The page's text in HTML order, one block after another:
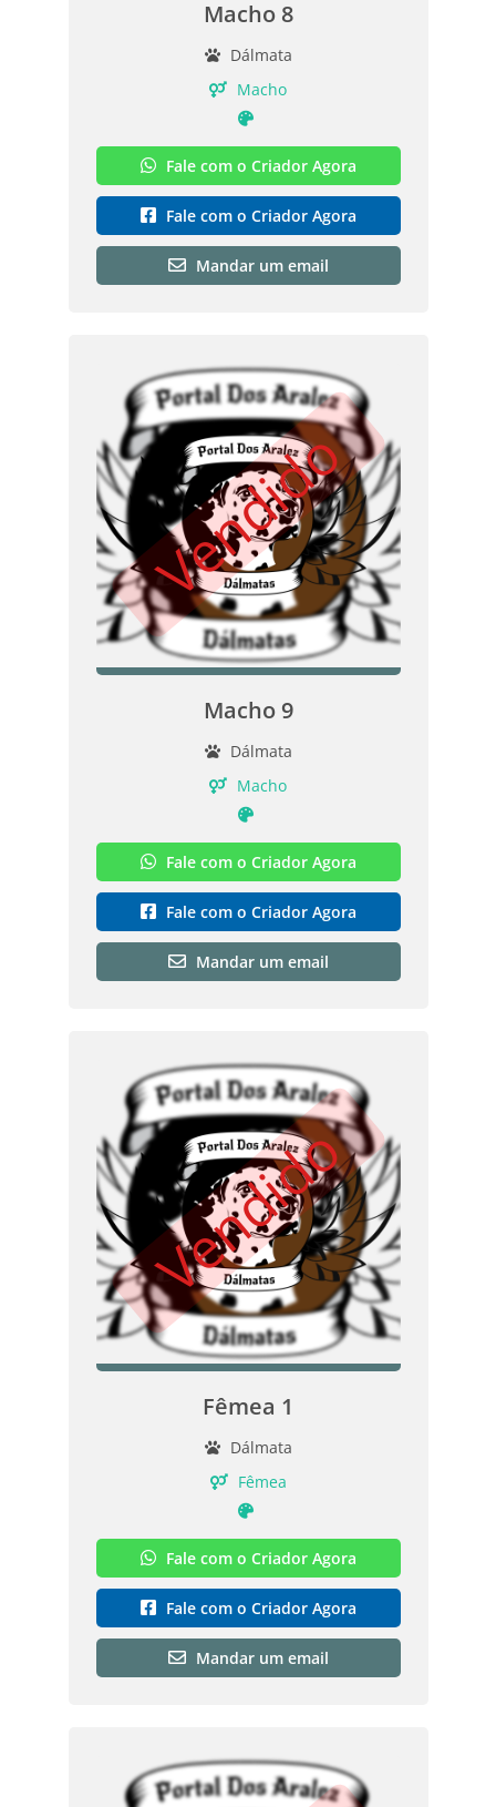
Macho 8
Dálmata
Macho
Fale com o Criador Agora
Fale com o Criador Agora
Mandar um email
Vendido
Macho 9
Dálmata
Macho
Fale com o Criador Agora
Fale com o Criador Agora
Mandar um email
Vendido
Fêmea 1
Dálmata
Fêmea
Fale com o Criador Agora
Fale com o Criador Agora
Mandar um email